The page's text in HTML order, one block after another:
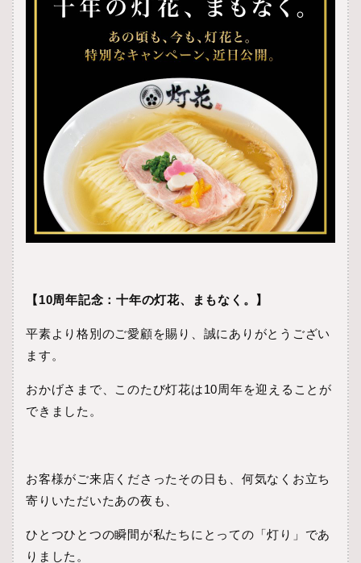
【10周年記念：十年の灯花、まもなく。】
平素より格別のご愛顧を賜り、誠にありがとうござい
ます。
おかげさまで、このたび灯花は10周年を迎えることが
できました。
お客様がご来店くださったその日も、何気なくお立ち
寄りいただいたあの夜も、
ひとつひとつの瞬間が私たちにとっての「灯り」であ
りました。